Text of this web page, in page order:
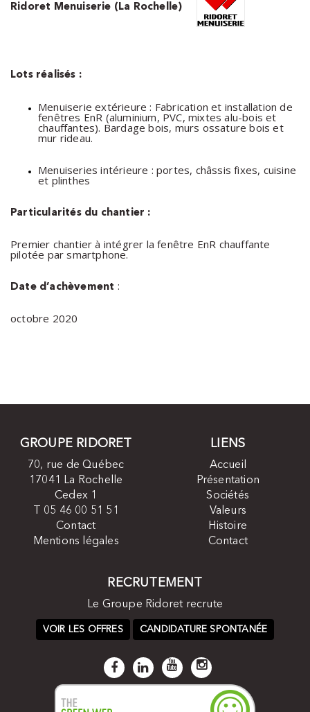
Ridoret Menuiserie (La Rochelle)
Lots réalisés :
Menuiserie extérieure : Fabrication et installation de
fenêtres EnR (aluminium, PVC, mixtes alu-bois et
chauffantes). Bardage bois, murs ossature bois et
mur rideau.
Menuiseries intérieure : portes, châssis fixes, cuisine
et plinthes
Particularités du chantier :
Premier chantier à intégrer la fenêtre EnR chauffante
pilotée par smartphone.
Date d’achèvement :
octobre 2020
GROUPE RIDORET
70, rue de Québec
17041 La Rochelle
Cedex 1
T 05 46 00 51 51
Contact
Mentions légales
LIENS
Accueil
Présentation
Sociétés
Valeurs
Histoire
Contact
RECRUTEMENT
Le Groupe Ridoret recrute
VOIR LES OFFRES CANDIDATURE SPONTANÉE